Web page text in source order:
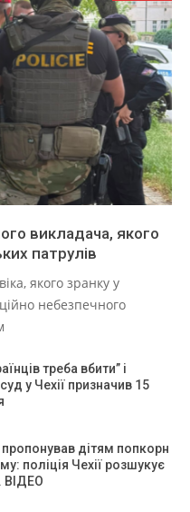
викладача, якого
патрулів
якого зранку у
небезпечного
треба вбити” і
у Чехії призначив 15
пропонував дітям попкорн
поліція Чехії розшукує
ВІДЕО